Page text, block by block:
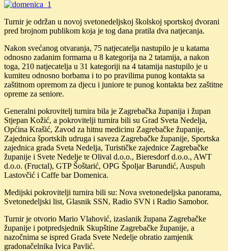
Turnir je održan u novoj svetonedeljskoj školskoj sportskoj dvorani
pred brojnom publikom koja je tog dana pratila dva natjecanja.
Nakon svećanog otvaranja, 75 natjecatelja nastupilo je u katama
odnosno zadanim formama u 8 kategorija na 2 tatamija, a nakon
toga, 210 natjecatelja u 31 kategoriji na 4 tatamija nastupilo je u
kumiteu odnosno borbama i to po pravilima punog kontakta sa
zaštitnom opremom za djecu i juniore te punog kontakta bez zaštitne
opreme za seniore.
Generalni pokrovitelj turnira bila je Zagrebačka županija i župan
Stjepan Kožić, a pokrovitelji turnira bili su Grad Sveta Nedelja,
Općina Krašić, Zavod za hitnu medicinu Zagrebačke županije,
Zajednica športskih udruga i saveza Zagrebačke županije, Sportska
zajednica grada Sveta Nedelja, Turističke zajednice Zagrebačke
županije i Svete Nedelje te Olival d.o.o., Bieresdorf d.o.o., AWT
d.o.o. (Fructal), GTP Šoštarić, OPG Špoljar Barundić, Auspuh
Lastovčić i Caffe bar Domenica.
Medijski pokrovitelji turnira bili su: Nova svetonedeljska panorama,
Svetonedeljski list, Glasnik SSN, Radio SVN i Radio Samobor.
Turnir je otvorio Mario Vlahović, izaslanik župana Zagrebačke
županije i potpredsjednik Skupštine Zagrebačke županije, a
nazočnima se ispred Grada Svete Nedelje obratio zamjenik
gradonačelnika Ivica Pavlić.